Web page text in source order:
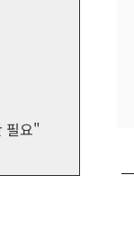
필요"